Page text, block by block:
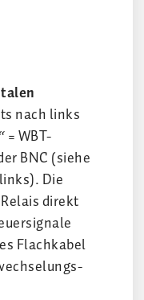
nach links
= WBT-
BNC (siehe
Die
direkt
Flachkabel